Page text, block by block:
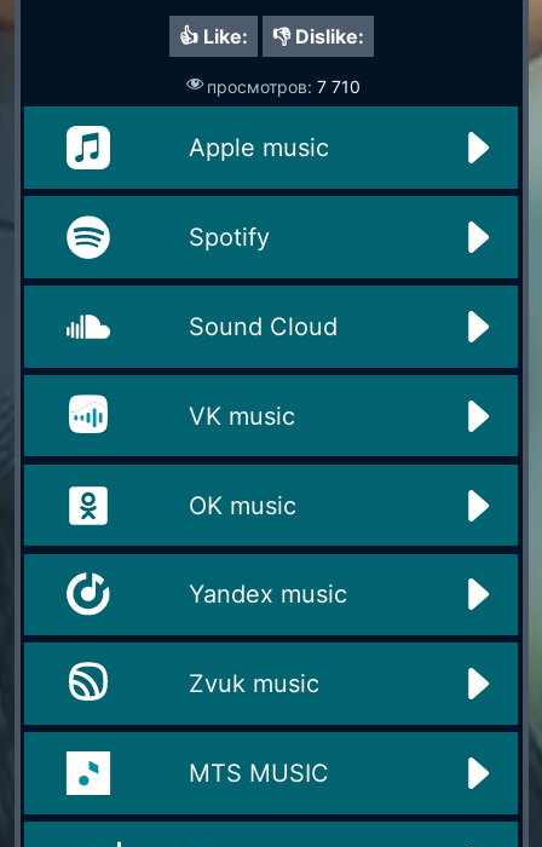
👍 Like: 👎 Dislike:
просмотров: 7 710
Apple music
Spotify
Sound Cloud
VK music
OK music
Yandex music
Zvuk music
MTS MUSIC